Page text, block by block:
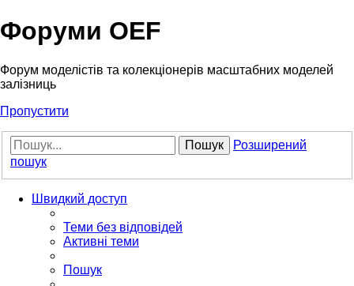
Форуми OEF
Форум моделістів та колекціонерів масштабних моделей
залізниць
Пропустити
Пошук
Розширений
пошук
Швидкий доступ
Теми без відповідей
Активні теми
Пошук